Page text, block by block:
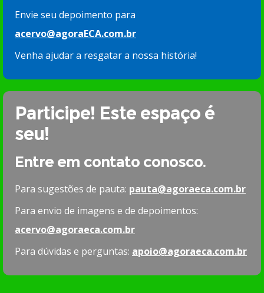
Envie seu depoimento para
acervo@agoraECA.com.br
Venha ajudar a resgatar a nossa história!
Participe! Este espaço é
seu!
Entre em contato conosco.
Para sugestões de pauta: pauta@agoraeca.com.br
Para envio de imagens e de depoimentos:
acervo@agoraeca.com.br
Para dúvidas e perguntas: apoio@agoraeca.com.br